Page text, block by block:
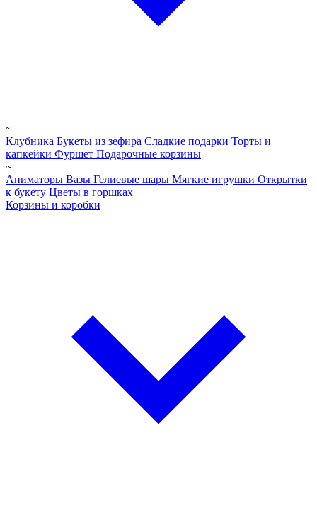
~
Клубника Букеты из зефира Сладкие подарки Торты и
капкейки Фуршет Подарочные корзины
~
Аниматоры Вазы Гелиевые шары Мягкие игрушки Открытки
к букету Цветы в горшках
Корзины и коробки